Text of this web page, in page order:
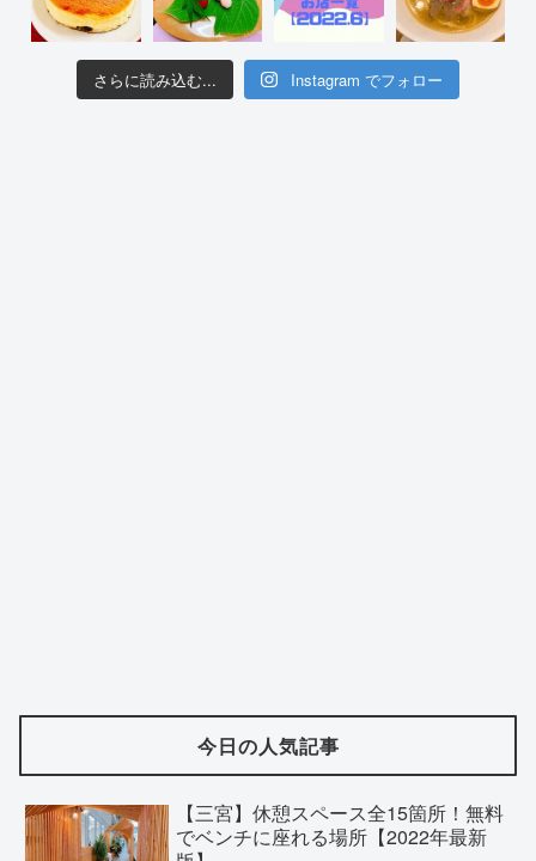
さらに読み込む... Instagram でフォロー
今日の人気記事
【三宮】休憩スペース全15箇所！無料
でベンチに座れる場所【2022年最新